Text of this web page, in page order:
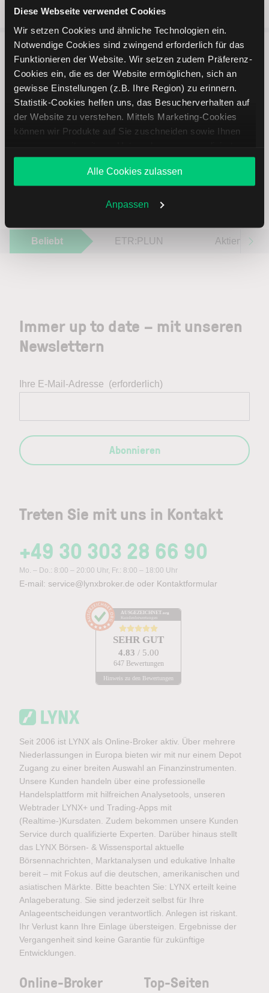
Diese Webseite verwendet Cookies
Wir setzen Cookies und ähnliche Technologien ein.
Notwendige Cookies sind zwingend erforderlich für das
Funktionieren der Website. Wir setzen zudem Präferenz-
Cookies ein, die es der Website ermöglichen, sich an
gewisse Einstellungen (z.B. Ihre Region) zu erinnern.
Statistik-Cookies helfen uns, das Besucherverhalten auf
der Website zu verstehen. Mittels Marketing-Cookies
können wir Produkte auf Sie zuschneiden sowie Ihnen
Angebote unterbreiten. Sie entscheiden, welche Cookies
Sie zulassen oder ablehnen. Ihre Entscheidung können
Sie jederzeit in denCookie-Einstellungenändern.
Weitere Infos auch in unsererDatenschutzerklärung
Alle Cookies zulassen
Anpassen
5 entscheidende Vorteile vom
Online Broker LYNX
Beliebt ETR:PLUN Aktien im
Treten Sie mit uns in Kontakt
+49 30 303 28 66 90
Mo. – Do.: 8:00 – 20:00 Uhr, Fr.: 8:00 – 18:00 Uhr
E-mail: service@lynxbroker.de oder Kontaktformular
AUSGEZEICHNET .org
Kundenbewertungen
SEHR GUT
4.83 / 5.00
647 Bewertungen
Hinweis zu den Bewertungen
Immer up to date – mit unseren
Newslettern
Ihre E-Mail-Adresse (erforderlich)
Abonnieren
Seit 2006 ist LYNX als Online-Broker aktiv. Über mehrere
Niederlassungen in Europa bieten wir mit nur einem Depot
Zugang zu einer breiten Auswahl an Finanzinstrumenten.
Unsere Kunden handeln über eine professionelle
Handelsplattform mit hilfreichen Analysetools, unseren
Webtrader LYNX+ und Trading-Apps mit
(Realtime-)Kursdaten. Zudem bekommen unsere Kunden
Service durch qualifizierte Experten. Darüber hinaus stellt
das LYNX Börsen- & Wissensportal aktuelle
Börsennachrichten, Marktanalysen und edukative Inhalte
bereit – mit Fokus auf die deutschen, amerikanischen und
asiatischen Märkte. Bitte beachten Sie: LYNX erteilt keine
Anlageberatung. Sie sind jederzeit selbst für Ihre
Anlageentscheidungen verantwortlich. Anlegen ist riskant.
Ihr Verlust kann Ihre Einlage übersteigen. Ergebnisse der
Vergangenheit sind keine Garantie für zukünftige
Entwicklungen.
Online-Broker Top-Seiten